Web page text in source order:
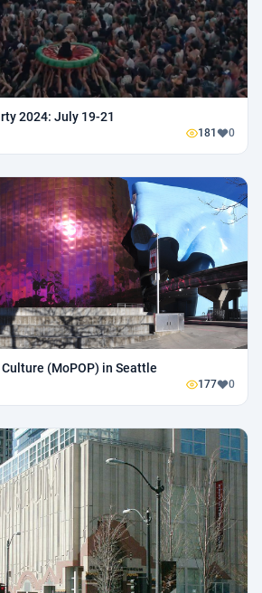
2024: July 19-21
181 0
(MoPOP) in Seattle
177 0